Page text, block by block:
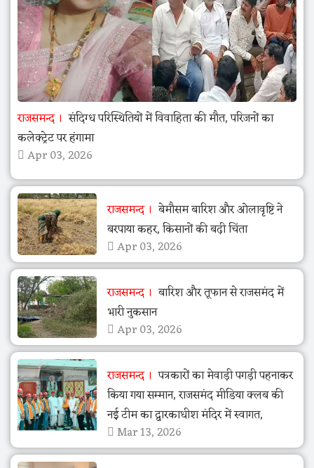
राजसमन्द
संदिग्ध परिस्थितियों में विवाहिता की मौत, परिजनों का
कलेक्ट्रेट पर हंगामा
Apr 03, 2026
राजसमन्द
बेमौसम बारिश और ओलावृष्टि ने
बरपाया कहर, किसानों की बढ़ी चिंता
Apr 03, 2026
राजसमन्द
बारिश और तूफान से राजसमंद में
भारी नुकसान
Apr 03, 2026
राजसमन्द
पत्रकारों का मेवाड़ी पगड़ी पहनाकर
किया गया सम्मान, राजसमंद मीडिया क्लब की
नई टीम का द्वारकाधीश मंदिर में स्वागत,
Mar 13, 2026